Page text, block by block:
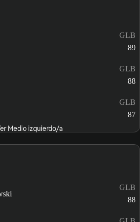
GLB
89
GLB
88
GLB
87
Medio izquierdo/a
GLB
88